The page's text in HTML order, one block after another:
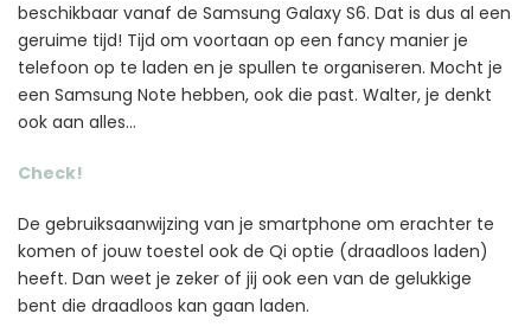
beschikbaar vanaf de Samsung Galaxy S6. Dat is dus al een
geruime tijd! Tijd om voortaan op een fancy manier je
telefoon op te laden en je spullen te organiseren. Mocht je
een Samsung Note hebben, ook die past. Walter, je denkt
ook aan alles…
Check!
De gebruiksaanwijzing van je smartphone om erachter te
komen of jouw toestel ook de Qi optie (draadloos laden)
heeft. Dan weet je zeker of jij ook een van de gelukkige
bent die draadloos kan gaan laden.